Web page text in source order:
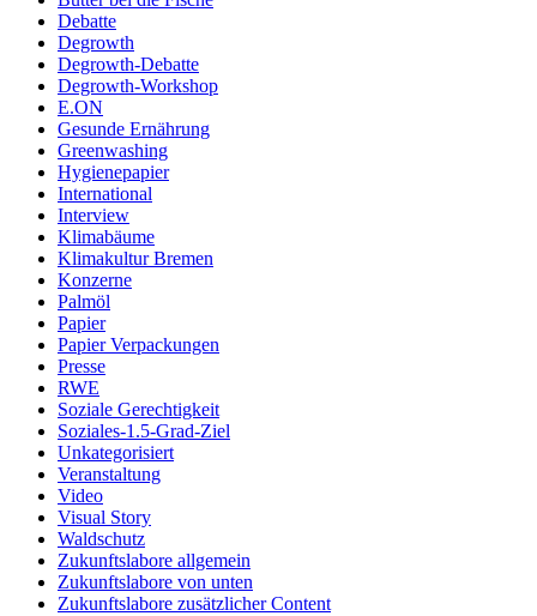
Debatte
Degrowth
Degrowth-Debatte
Degrowth-Workshop
E.ON
Gesunde Ernährung
Greenwashing
Hygienepapier
International
Interview
Klimabäume
Klimakultur Bremen
Konzerne
Palmöl
Papier
Papier Verpackungen
Presse
RWE
Soziale Gerechtigkeit
Soziales-1.5-Grad-Ziel
Unkategorisiert
Veranstaltung
Video
Visual Story
Waldschutz
Zukunftslabore allgemein
Zukunftslabore von unten
Zukunftslabore zusätzlicher Content